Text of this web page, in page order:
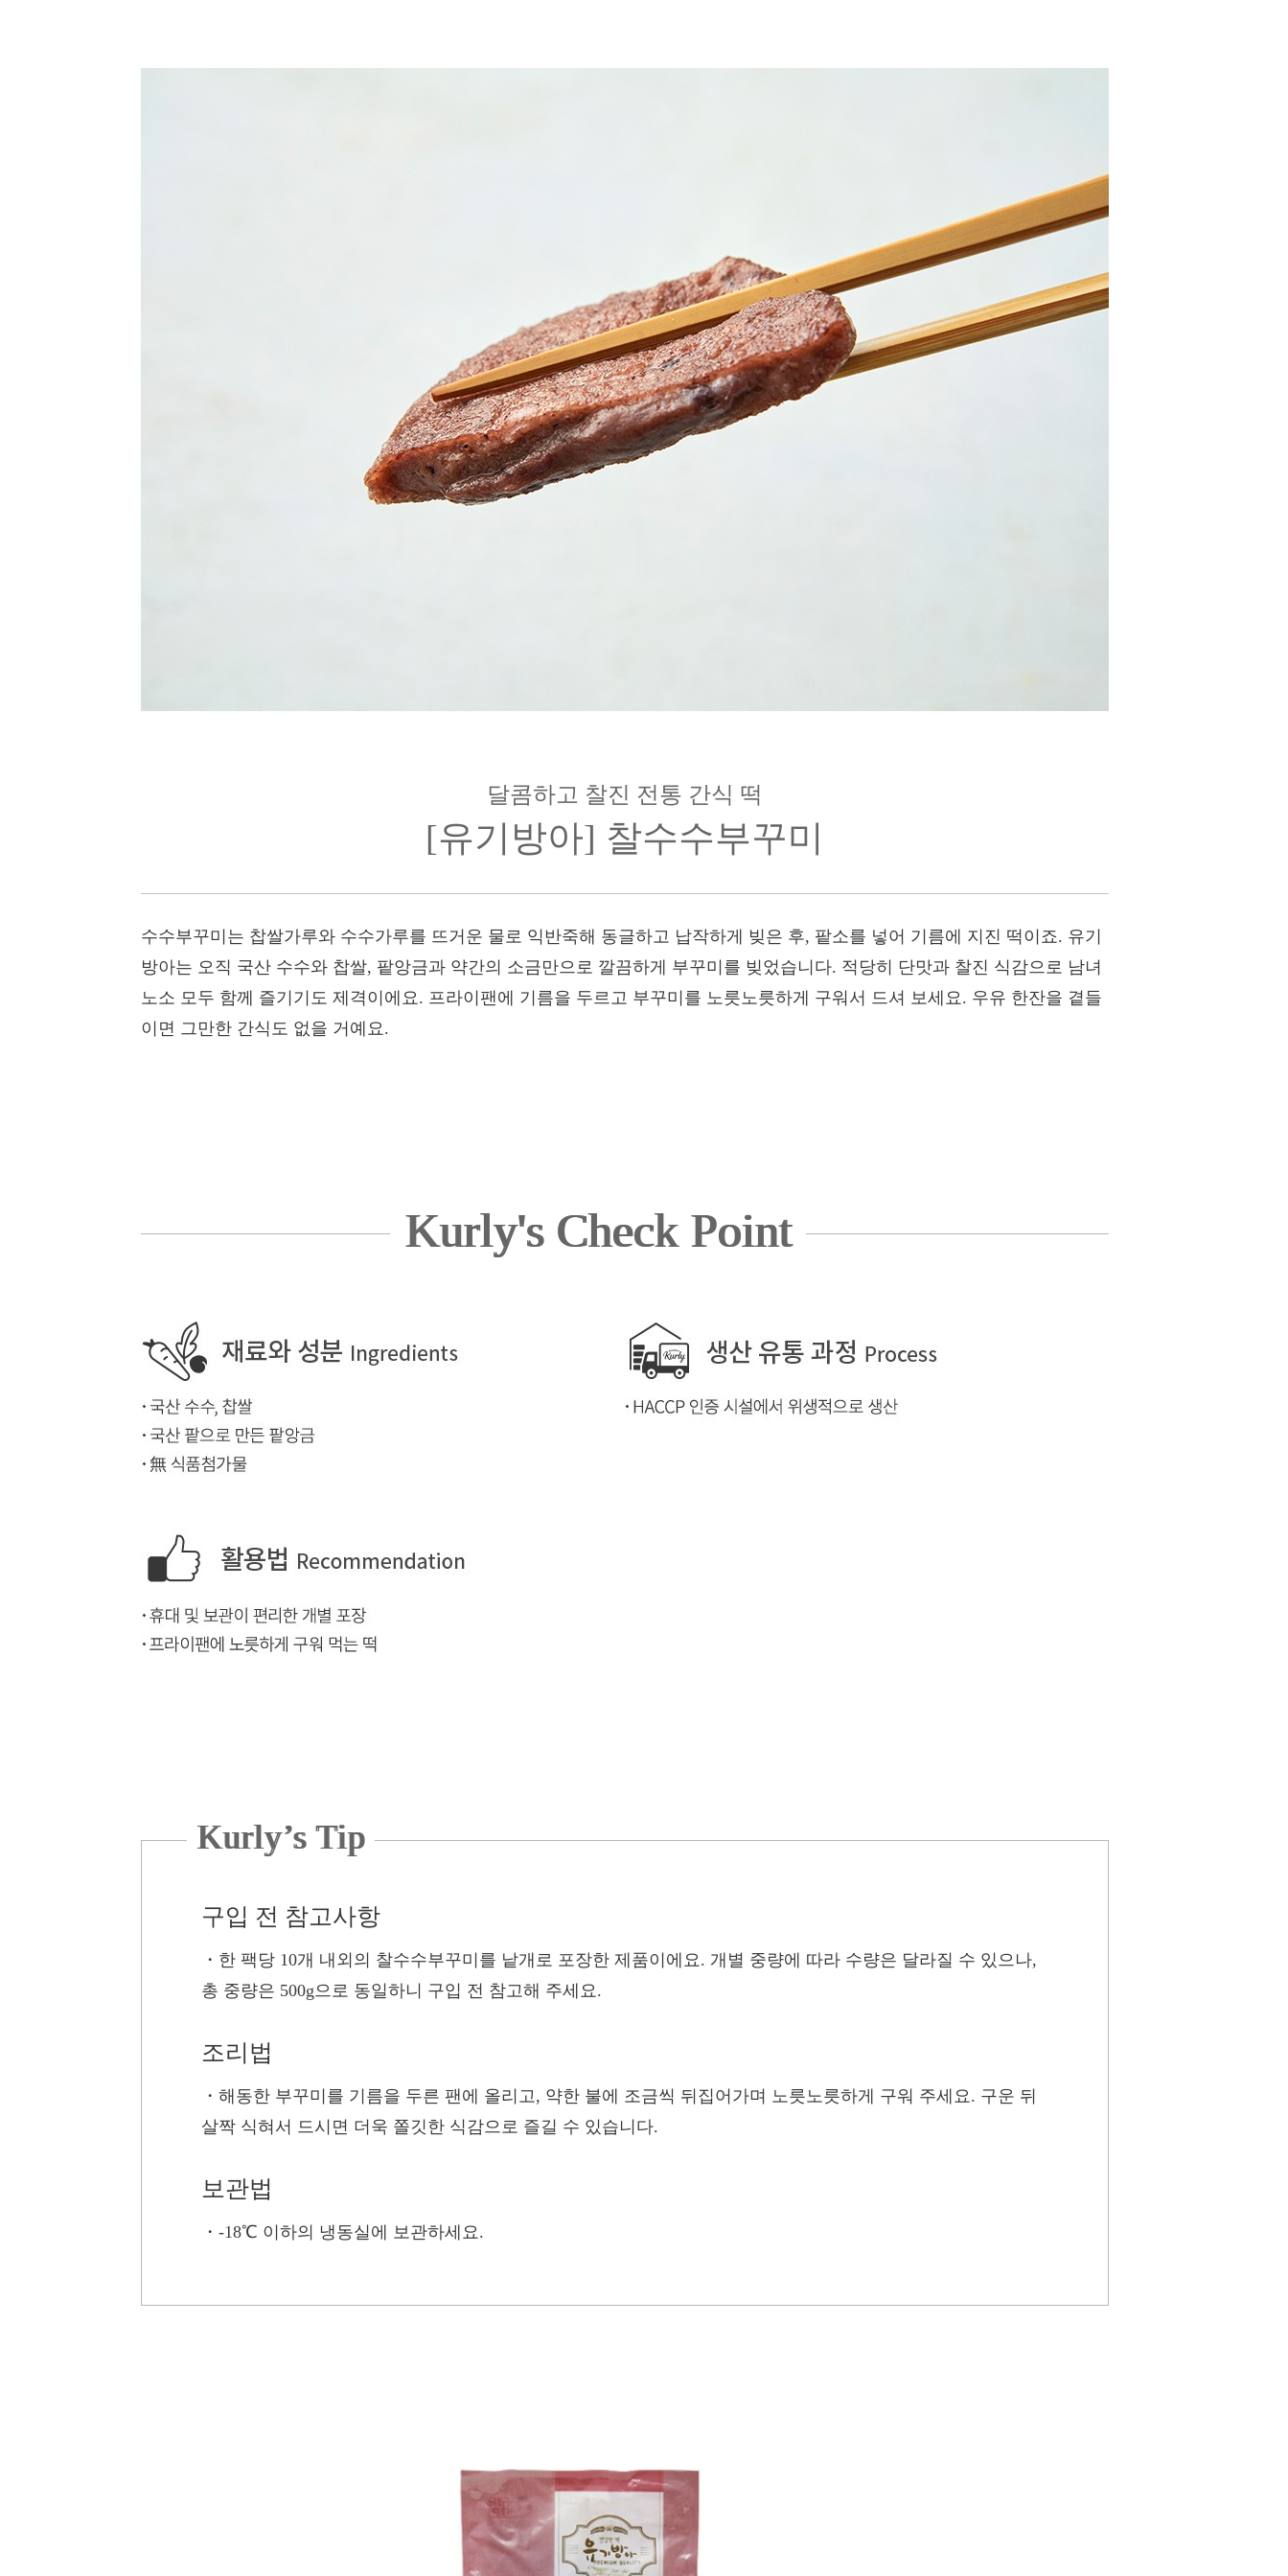
달콤하고 찰진 전통 간식 떡
[유기방아] 찰수수부꾸미
수수부꾸미는 찹쌀가루와 수수가루를 뜨거운 물로 익반죽해 동글하고 납작하게 빚은 후, 팥소를 넣어 기름에 지진 떡이죠. 유기
방아는 오직 국산 수수와 찹쌀, 팥앙금과 약간의 소금만으로 깔끔하게 부꾸미를 빚었습니다. 적당히 단맛과 찰진 식감으로 남녀
노소 모두 함께 즐기기도 제격이에요. 프라이팬에 기름을 두르고 부꾸미를 노릇노릇하게 구워서 드셔 보세요. 우유 한잔을 곁들
이면 그만한 간식도 없을 거예요.
Kurly's Check Point
Kurly’s Tip
구입 전 참고사항
・ 한 팩당 10개 내외의 찰수수부꾸미를 낱개로 포장한 제품이에요. 개별 중량에 따라 수량은 달라질 수 있으나,
총 중량은 500g으로 동일하니 구입 전 참고해 주세요.
조리법
・ 해동한 부꾸미를 기름을 두른 팬에 올리고, 약한 불에 조금씩 뒤집어가며 노릇노릇하게 구워 주세요. 구운 뒤
살짝 식혀서 드시면 더욱 쫄깃한 식감으로 즐길 수 있습니다.
보관법
・ -18℃ 이하의 냉동실에 보관하세요.